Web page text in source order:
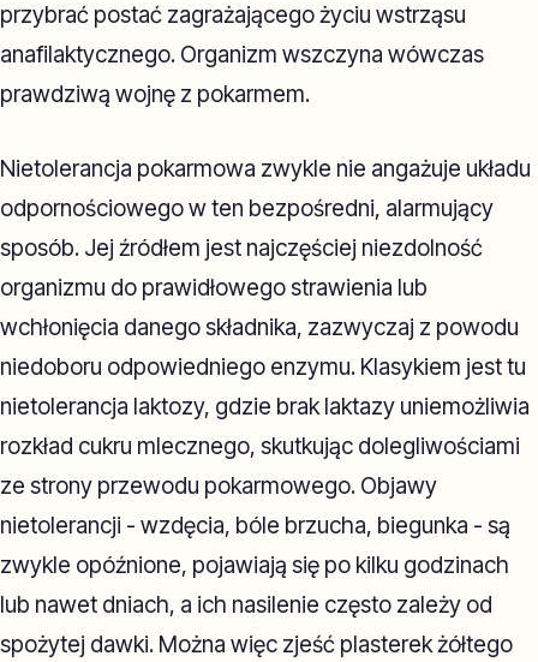
przybrać postać zagrażającego życiu wstrząsu
anafilaktycznego. Organizm wszczyna wówczas
prawdziwą wojnę z pokarmem.
Nietolerancja pokarmowa zwykle nie angażuje układu
odpornościowego w ten bezpośredni, alarmujący
sposób. Jej źródłem jest najczęściej niezdolność
organizmu do prawidłowego strawienia lub
wchłonięcia danego składnika, zazwyczaj z powodu
niedoboru odpowiedniego enzymu. Klasykiem jest tu
nietolerancja laktozy, gdzie brak laktazy uniemożliwia
rozkład cukru mlecznego, skutkując dolegliwościami
ze strony przewodu pokarmowego. Objawy
nietolerancji - wzdęcia, bóle brzucha, biegunka - są
zwykle opóźnione, pojawiają się po kilku godzinach
lub nawet dniach, a ich nasilenie często zależy od
spożytej dawki. Można więc zjeść plasterek żółtego